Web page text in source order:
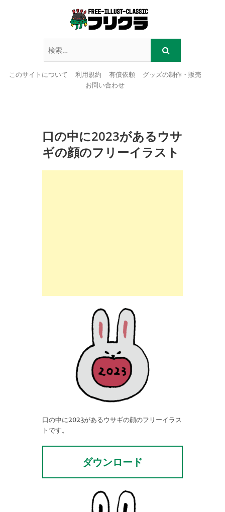
このサイトについて 利用規約 有償依頼
グッズの制作・販売
お問い合わせ
口の中に2023があるウサ
ギの顔のフリーイラスト
口の中に2023があるウサギの顔のフリーイラス
トです。
ダウンロード